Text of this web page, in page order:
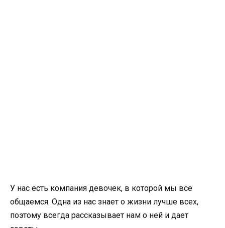
У нас есть компания девочек, в которой мы все
общаемся. Одна из нас знает о жизни лучше всех,
поэтому всегда рассказывает нам о ней и дает